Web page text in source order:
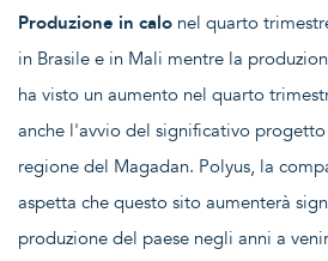
Produzione in calo nel quarto
in Brasile e in Mali mentre la
ha visto un aumento nel quarto
anche l'avvio del significativo
regione del Magadan. Polyus, la
aspetta che questo sito aumenterà
produzione del paese negli anni a